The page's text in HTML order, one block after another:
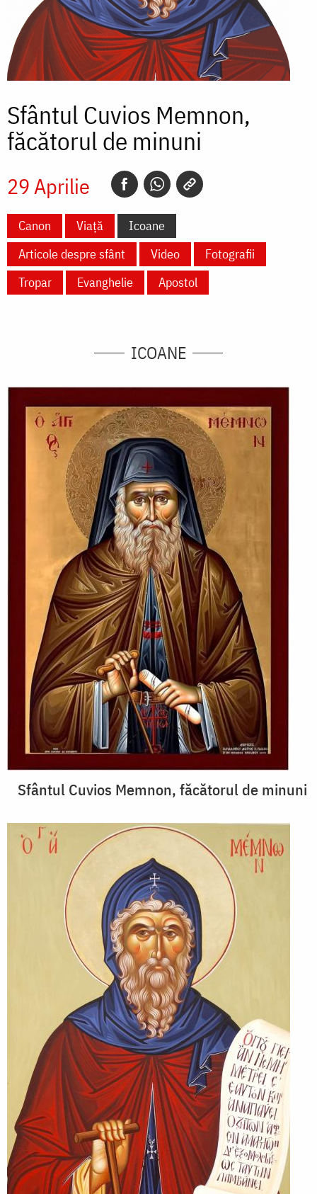
Sfântul Cuvios Memnon,
făcătorul de minuni
29 Aprilie
Canon Viață
Icoane
Articole despre sfânt
Video
Fotografii
Tropar
Evanghelie Apostol
ICOANE
Sfântul Cuvios Memnon, făcătorul de minuni